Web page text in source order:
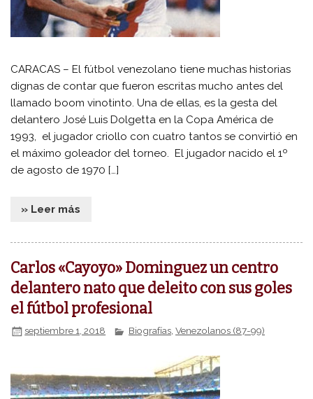
CARACAS – El fútbol venezolano tiene muchas historias
dignas de contar que fueron escritas mucho antes del
llamado boom vinotinto. Una de ellas, es la gesta del
delantero José Luis Dolgetta en la Copa América de
1993, el jugador criollo con cuatro tantos se convirtió en
el máximo goleador del torneo. El jugador nacido el 1º
de agosto de 1970 […]
» Leer más
Carlos «Cayoyo» Dominguez un centro
delantero nato que deleito con sus goles
el fútbol profesional
septiembre 1, 2018 Biografías,Venezolanos (87-99)